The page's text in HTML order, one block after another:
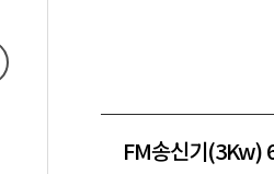
FM송신기(3Kw)